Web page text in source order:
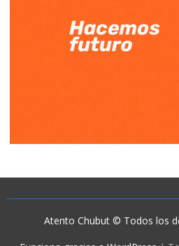
Atento Chubut © Todos los